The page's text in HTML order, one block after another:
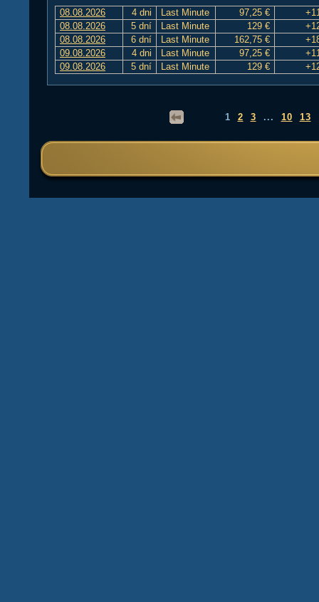
08.08.2026 4 dni Last Minute 97,25 €
08.08.2026
5 dní Last Minute 129 €
08.08.2026
6 dní Last Minute 162,75 €
09.08.2026
4 dni Last Minute 97,25 €
09.08.2026
5 dní Last Minute 129 €
1 2 3 ... 10 13